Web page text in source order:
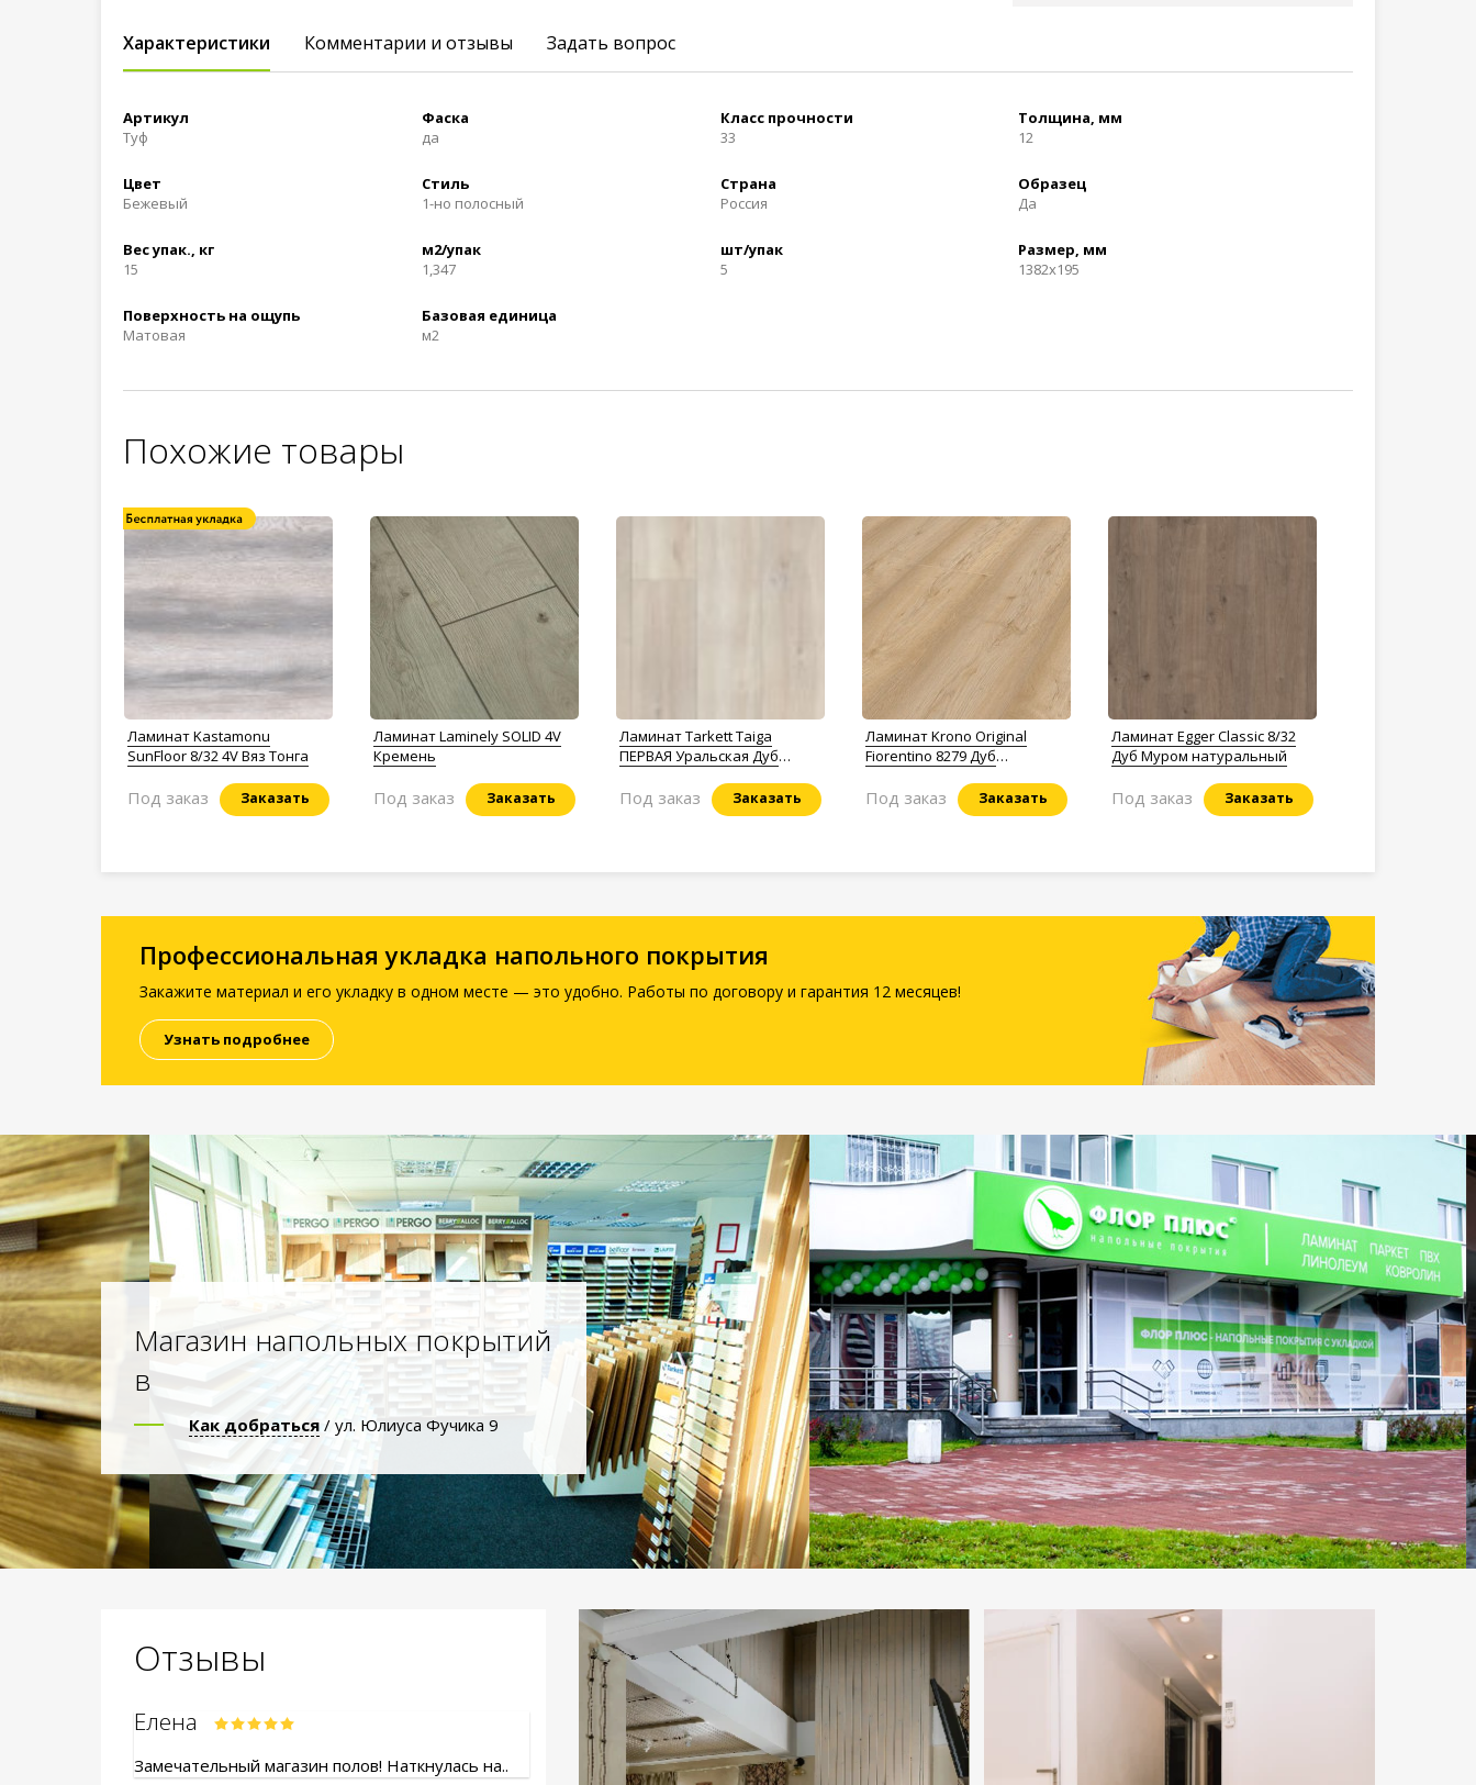
Характеристики Комментарии и отзывы Задать вопрос
Артикул
Туф
Фаска
да
Класс прочности
33
Толщина, мм
12
Цвет
Бежевый
Стиль
1-но полосный
Страна
Россия
Образец
Да
Вес упак., кг
15
м2/упак
1,347
шт/упак
5
Размер, мм
1382x195
Поверхность на ощупь
Матовая
Базовая единица
м2
Похожие товары
Ламинат Kastamonu
SunFloor 8/32 4V Вяз Тонга
Заказать
Под заказ
Ламинат Laminely SOLID 4V
Кремень
Заказать
Под заказ
Ламинат Tarkett Taiga
ПЕРВАЯ Уральская Дуб
Заказать
Под заказ
Ламинат Krono Original
Fiorentino 8279 Дуб
Заказать
Под заказ
Ламинат Egger Classic 8/32
Дуб Муром натуральный
Заказать
Под заказ
Профессиональная укладка напольного покрытия
Закажите материал и его укладку в одном месте — это удобно. Работы по договору и гарантия 12 месяцев!
Узнать подробнее
Магазин напольных покрытий
в
Как добраться / ул. Юлиуса Фучика 9
Отзывы
Елена
Замечательный магазин полов! Наткнулась на..